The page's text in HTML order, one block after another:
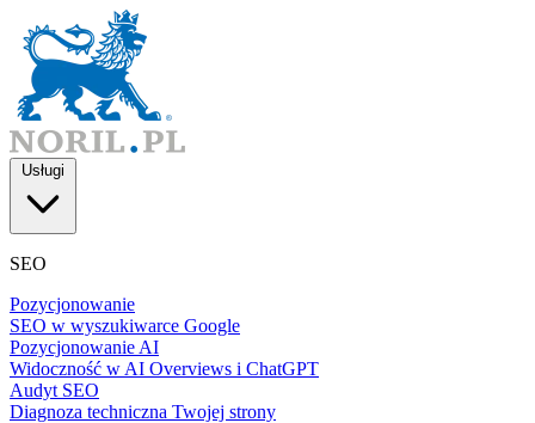
Usługi
SEO
Pozycjonowanie
SEO w wyszukiwarce Google
Pozycjonowanie AI
Widoczność w AI Overviews i ChatGPT
Audyt SEO
Diagnoza techniczna Twojej strony